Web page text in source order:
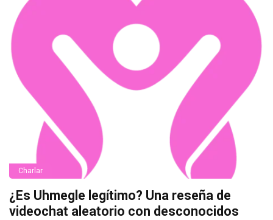
Charlar
¿Es Uhmegle legítimo? Una reseña de
videochat aleatorio con desconocidos